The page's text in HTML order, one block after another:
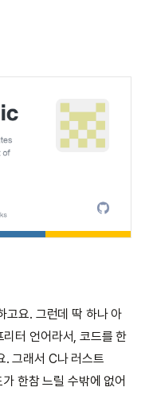
고요. 그런데 딱 하나 아
터 언어라서, 코드를 한
. 그래서 C나 러스트
한참 느릴 수밖에 없어